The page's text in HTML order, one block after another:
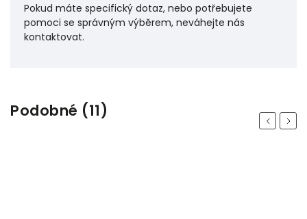
Pokud máte specifický dotaz, nebo potřebujete
pomoci se správným výběrem, neváhejte nás
kontaktovat.
Podobné (11) Previous
Next